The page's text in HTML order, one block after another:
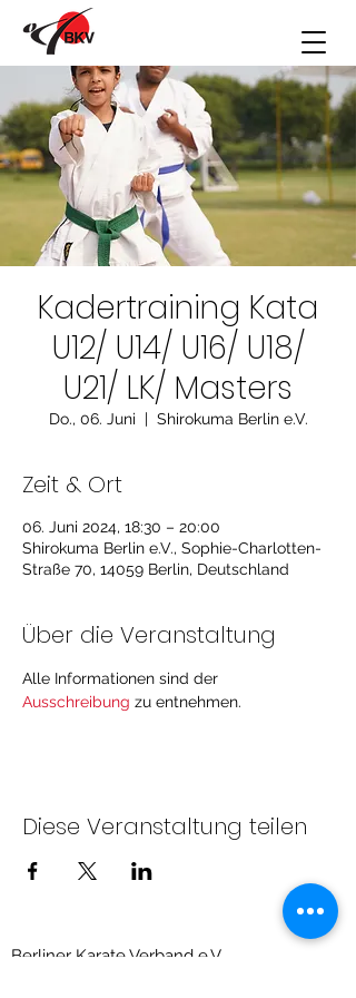
Kadertraining Kata
U12/ U14/ U16/ U18/
U21/ LK/ Masters
Do., 06. Juni
  |
Shirokuma Berlin e.V.
Zeit & Ort
06. Juni 2024, 18:30 – 20:00
Shirokuma Berlin e.V., Sophie-Charlotten-
Straße 70, 14059 Berlin, Deutschland
Über die Veranstaltung
Alle Informationen sind der
Ausschreibung zu entnehmen.
Diese Veranstaltung teilen
Berliner Karate Verband e.V.